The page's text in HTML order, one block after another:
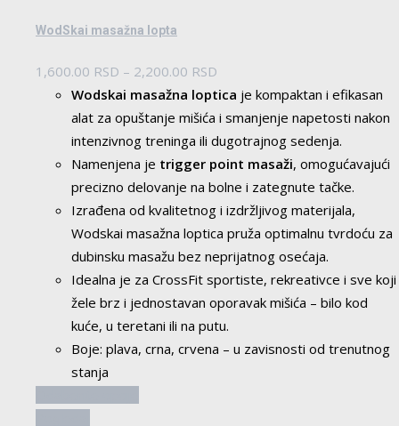
WodSkai masažna lopta
1,600.00 RSD – 2,200.00 RSD
cena:
od
1,600.00 RSD
do
2,200.00 RSD
Wodskai masažna loptica je kompaktan i efikasan
alat za opuštanje mišića i smanjenje napetosti nakon
intenzivnog treninga ili dugotrajnog sedenja.
Namenjena je trigger point masaži, omogućavajući
precizno delovanje na bolne i zategnute tačke.
Izrađena od kvalitetnog i izdržljivog materijala,
Wodskai masažna loptica pruža optimalnu tvrdoću za
dubinsku masažu bez neprijatnog osećaja.
Idealna je za CrossFit sportiste, rekreativce i sve koji
žele brz i jednostavan oporavak mišića – bilo kod
kuće, u teretani ili na putu.
Boje: plava, crna, crvena – u zavisnosti od trenutnog
stanja